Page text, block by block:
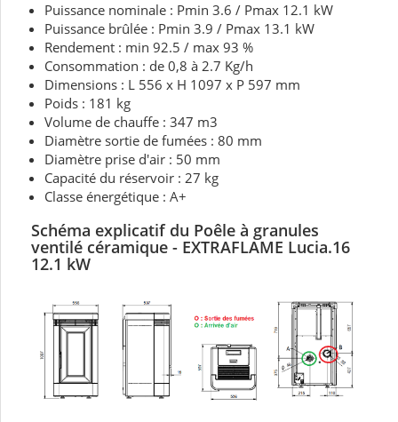
Puissance nominale : Pmin 3.6 / Pmax 12.1 kW
Puissance brûlée : Pmin 3.9 / Pmax 13.1 kW
Rendement : min 92.5 / max 93 %
Consommation : de 0,8 à 2.7 Kg/h
Dimensions : L 556 x H 1097 x P 597 mm
Poids : 181 kg
Volume de chauffe : 347 m3
Diamètre sortie de fumées : 80 mm
Diamètre prise d'air : 50 mm
Capacité du réservoir : 27 kg
Classe énergétique : A+
Schéma explicatif du Poêle à granules
ventilé céramique - EXTRAFLAME Lucia.16
12.1 kW